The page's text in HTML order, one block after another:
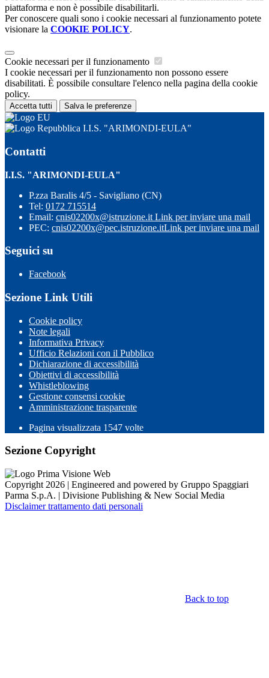
piattaforma e non è possibile disabilitarli.
Per conoscere quali sono i cookie necessari al funzionamento potete
visionare la COOKIE POLICY.
Cookie necessari per il funzionamento
I cookie necessari per il funzionamento non possono essere
disabilitati. È possibile consultare l'elenco nella pagina della cookie
policy.
Accetta tutti Salva le preferenze
I.I.S. "ARIMONDI-EULA"
Contatti
I.I.S. "ARIMONDI-EULA"
P.zza Baralis 4/5 - Savigliano (CN)
Tel: 0172 715514
Email: cnis02200x@istruzione.it Link per inviare una mail
PEC: cnis02200x@pec.istruzione.itLink per inviare una mail
Seguici su
Facebook
Sezione Link Utili
Cookie policy
Note legali
Informativa Privacy
Ufficio Relazioni con il Pubblico
Dichiarazione di accessibilità
Obiettivi di accessibilità
Whistleblowing
Gestione consensi cookie
Amministrazione trasparente
Pagina visualizzata 1547 volte
Sezione Copyright
Copyright 2026 | Engineered and powered by Gruppo Spaggiari
Parma S.p.A. | Divisione Publishing & New Social Media
Disclaimer trattamento dati personali
Back to top